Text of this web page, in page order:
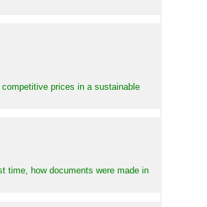
prices in a sustainable
time, how documents were made in